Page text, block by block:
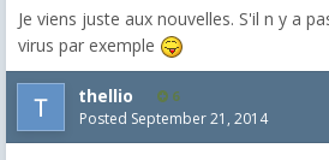
Je viens juste aux nouvelles. S'il n y a
virus par exemple
thellio 6
Posted September 21, 2014